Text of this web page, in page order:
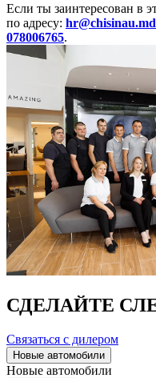
Если ты заинтересован в
по адресу:
078006765.
СДЕЛАЙТЕ
Связаться с дилером
Новые автомобили
Новые автомобили